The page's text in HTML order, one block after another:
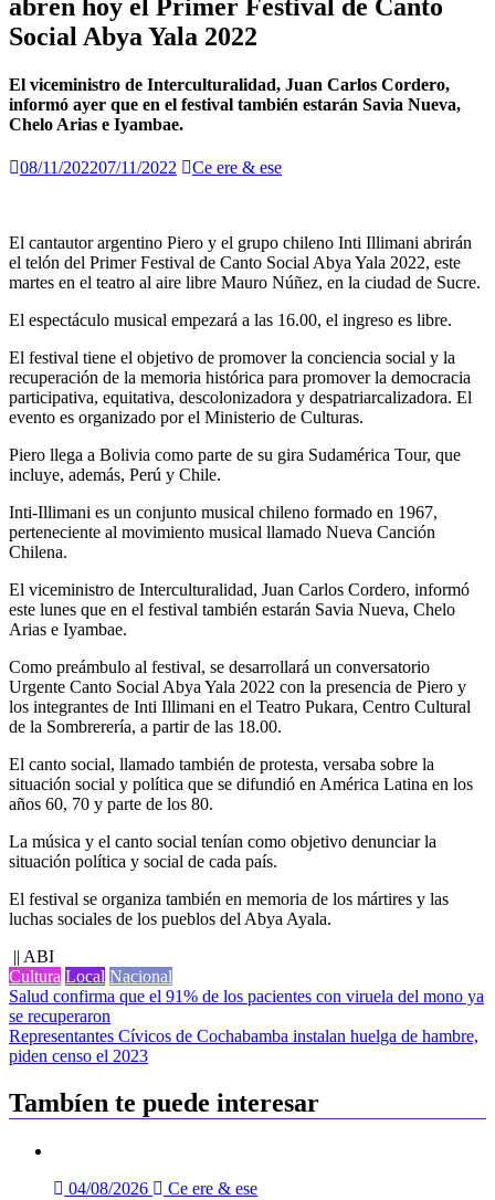
abren hoy el Primer Festival de Canto
Social Abya Yala 2022
El viceministro de Interculturalidad, Juan Carlos Cordero,
informó ayer que en el festival también estarán Savia Nueva,
Chelo Arias e Iyambae.
08/11/202207/11/2022 Ce ere & ese
El cantautor argentino Piero y el grupo chileno Inti Illimani abrirán
el telón del Primer Festival de Canto Social Abya Yala 2022, este
martes en el teatro al aire libre Mauro Núñez, en la ciudad de Sucre.
El espectáculo musical empezará a las 16.00, el ingreso es libre.
El festival tiene el objetivo de promover la conciencia social y la
recuperación de la memoria histórica para promover la democracia
participativa, equitativa, descolonizadora y despatriarcalizadora. El
evento es organizado por el Ministerio de Culturas.
Piero llega a Bolivia como parte de su gira Sudamérica Tour, que
incluye, además, Perú y Chile.
Inti-Illimani es un conjunto musical chileno formado en 1967,
perteneciente al movimiento musical llamado Nueva Canción
Chilena.
El viceministro de Interculturalidad, Juan Carlos Cordero, informó
este lunes que en el festival también estarán Savia Nueva, Chelo
Arias e Iyambae.
Como preámbulo al festival, se desarrollará un conversatorio
Urgente Canto Social Abya Yala 2022 con la presencia de Piero y
los integrantes de Inti Illimani en el Teatro Pukara, Centro Cultural
de la Sombrerería, a partir de las 18.00.
El canto social, llamado también de protesta, versaba sobre la
situación social y política que se difundió en América Latina en los
años 60, 70 y parte de los 80.
La música y el canto social tenían como objetivo denunciar la
situación política y social de cada país.
El festival se organiza también en memoria de los mártires y las
luchas sociales de los pueblos del Abya Ayala.
|| ABI
Cultura Local Nacional
Navegación
de
entradas
Salud confirma que el 91% de los pacientes con viruela del mono ya
se recuperaron
Representantes Cívicos de Cochabamba instalan huelga de hambre,
piden censo el 2023
Tambíen te puede interesar
04/08/2026 Ce ere & ese